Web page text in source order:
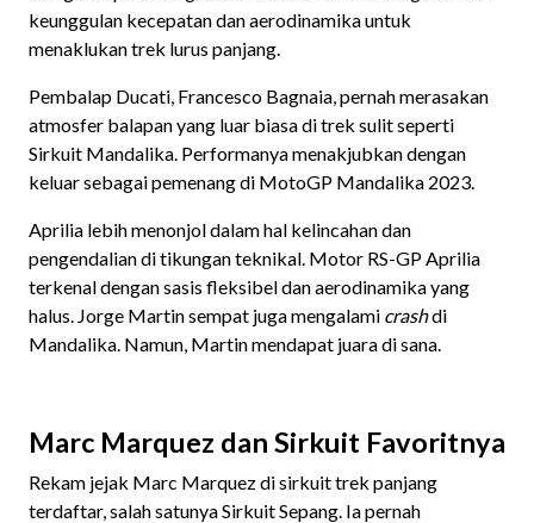
keunggulan kecepatan dan aerodinamika untuk
menaklukan trek lurus panjang.
Pembalap Ducati, Francesco Bagnaia, pernah merasakan
atmosfer balapan yang luar biasa di trek sulit seperti
Sirkuit Mandalika. Performanya menakjubkan dengan
keluar sebagai pemenang di MotoGP Mandalika 2023.
Aprilia lebih menonjol dalam hal kelincahan dan
pengendalian di tikungan teknikal. Motor RS-GP Aprilia
terkenal dengan sasis fleksibel dan aerodinamika yang
halus. Jorge Martin sempat juga mengalami crashdi
Mandalika. Namun, Martin mendapat juara di sana.
Marc Marquez dan Sirkuit Favoritnya
Rekam jejak Marc Marquez di sirkuit trek panjang
terdaftar, salah satunya Sirkuit Sepang. Ia pernah